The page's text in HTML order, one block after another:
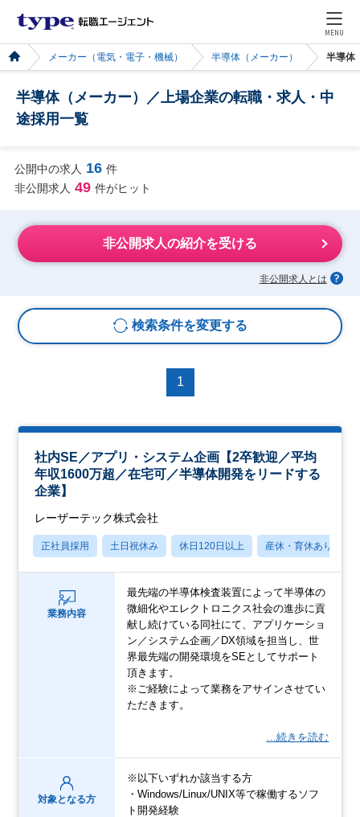
MENU
メーカー（電気・電子・機械） 半導体（メーカー） 半導体
半導体（メーカー）／上場企業の転職・求人・中
途採用一覧
公開中の求人 16 件
非公開求人 49 件がヒット
非公開求人の紹介を受ける
非公開求人とは
検索条件を変更する
1
社内SE／アプリ・システム企画【2卒歓迎／平均
年収1600万超／在宅可／半導体開発をリードする
企業】
レーザーテック株式会社
正社員採用 土日祝休み 休日120日以上 産休・育休あり
業務内容
最先端の半導体検査装置によって半導体の
微細化やエレクトロニクス社会の進歩に貢
献し続けている同社にて、アプリケーショ
ン／システム企画／DX領域を担当し、世
界最先端の開発環境をSEとしてサポート
頂きます。
※ご経験によって業務をアサインさせてい
ただきます。
…続きを読む
対象となる方
※以下いずれか該当する方
・Windows/Linux/UNIX等で稼働するソフ
ト開発経験